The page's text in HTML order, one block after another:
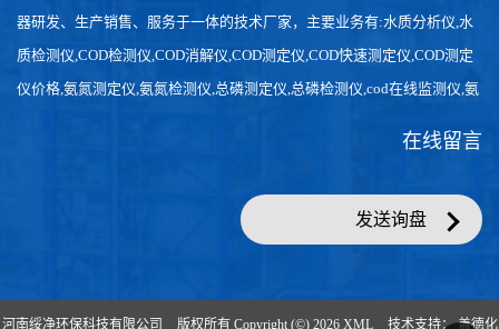
器研发、生产销售、服务于一体的技术厂家，主要业务有:水质分析仪,水
质检测仪,COD检测仪,COD消解仪,COD测定仪,COD快速测定仪,COD测定
仪价格,氨氮测定仪,氨氮检测仪,总磷测定仪,总磷检测仪,cod在线监测仪,氨
在线留言
发送询盘
河南绥净环保科技有限公司 版权所有 Copyright (©) 2026 XML 技术支持：盖德化